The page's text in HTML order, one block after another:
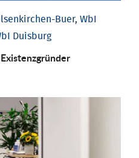
Buer, WbI
Duisburg